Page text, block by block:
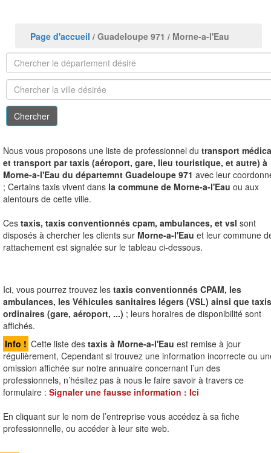
Page d'accueil / Guadeloupe 971 / Morne-a-l'Eau
Nous vous proposons une liste de professionnel du transport
et transport par taxis (aéroport, gare, lieu touristique, et autre) à
Morne-a-l'Eau du départemnt Guadeloupe 971 avec leur
; Certains taxis vivent dans la commune de Morne-a-l'Eau ou aux
alentours de cette ville.
Ces taxis, taxis conventionnés cpam, ambulances, et vsl sont
disposés à chercher les clients sur Morne-a-l'Eau et leur commune
rattachement est signalée sur le tableau ci-dessous.
Ici, vous pourrez trouvez les taxis conventionnés CPAM, les
ambulances, les Véhicules sanitaires légers (VSL) ainsi que taxis
ordinaires (gare, aéroport, ...) ; leurs horaires de disponibilité sont
affichés.
Info ! Cette liste des taxis à Morne-a-l'Eau est remise à jour
régulièrement, Cependant si trouvez une information incorrecte ou
omission affichée sur notre annuaire concernant l’un des
professionnels, n’hésitez pas à nous le faire savoir à travers ce
formulaire : Signaler une fausse information : Ici
En cliquant sur le nom de l’entreprise vous accédez à sa fiche
professionnelle, ou accéder à leur site web.